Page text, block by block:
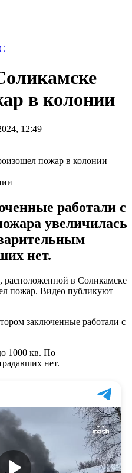
в колонии
12:49
работали с
увеличилась
нет.
в Соликамске
пожар. Видео публикуют
заключенные работали с
1000 кв. По
нет.